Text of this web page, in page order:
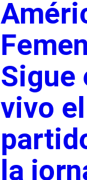
Sigue
vivo el
la